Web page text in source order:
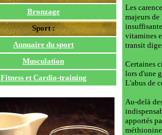
Bronzage
Sport :
Annuaire du sport
Musculation
Fitness et Cardio-training
Les
majeurs
vitamines
transit
Certaines
lors d'une
L'abus de
Au-delà
apportés